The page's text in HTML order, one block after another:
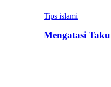
Tips islami
Mengatasi